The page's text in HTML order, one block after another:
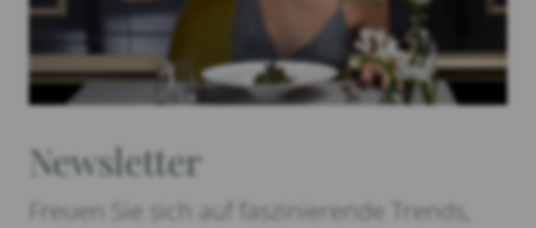
Newsletter
Freuen Sie sich auf faszinierende Trends,